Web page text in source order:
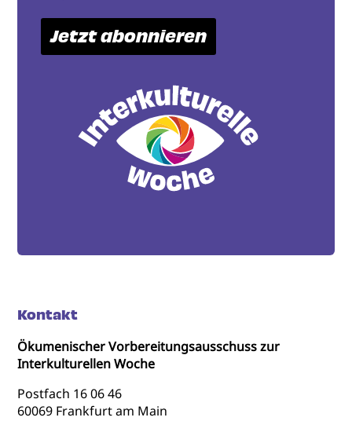
Jetzt abonnieren
Kontakt
Ökumenischer Vorbereitungsausschuss zur
Interkulturellen Woche
Postfach 16 06 46
60069 Frankfurt am Main